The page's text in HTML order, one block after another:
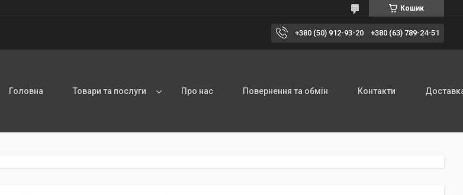
Кошик
+380 (50) 912-93-20 +380 (63) 789-24-51
Головна Товари та послуги Про нас Повернення та обмін Контакти